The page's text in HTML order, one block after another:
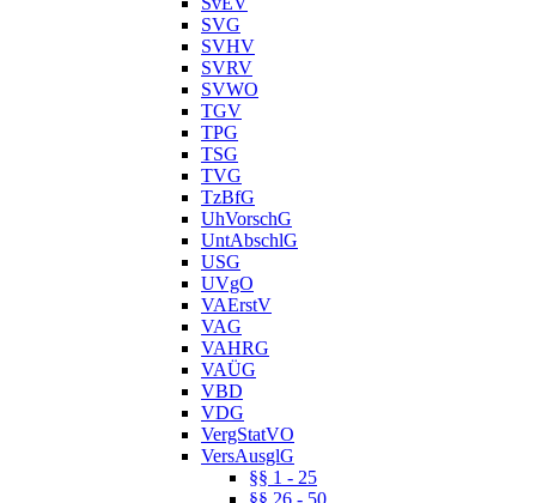
SVG
SVHV
SVRV
SVWO
TGV
TPG
TSG
TVG
TzBfG
UhVorschG
UntAbschlG
USG
UVgO
VAErstV
VAG
VAHRG
VAÜG
VBD
VDG
VergStatVO
VersAusglG
§§ 1 - 25
§§ 26 - 50